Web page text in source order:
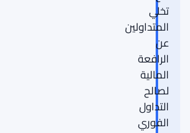
تخلي
المتداولين
عن
الرافعة
المالية
لصالح
التداول
الفوري